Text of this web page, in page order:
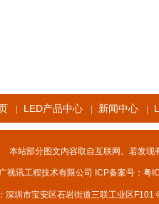
LED产品中心 新闻中心
本站部分图文内容取自互联网。若发
视讯工程技术有限公司 ICP备案号： 粤
深圳市宝安区石岩街道三联工业区